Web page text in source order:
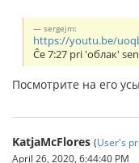
sergejm:
https://youtu.be/
Ĉe 7:27 pri 'облак'
Посмотрите на его
KatjaMcFlores (User's
April 26, 2020, 6:44:40 PM